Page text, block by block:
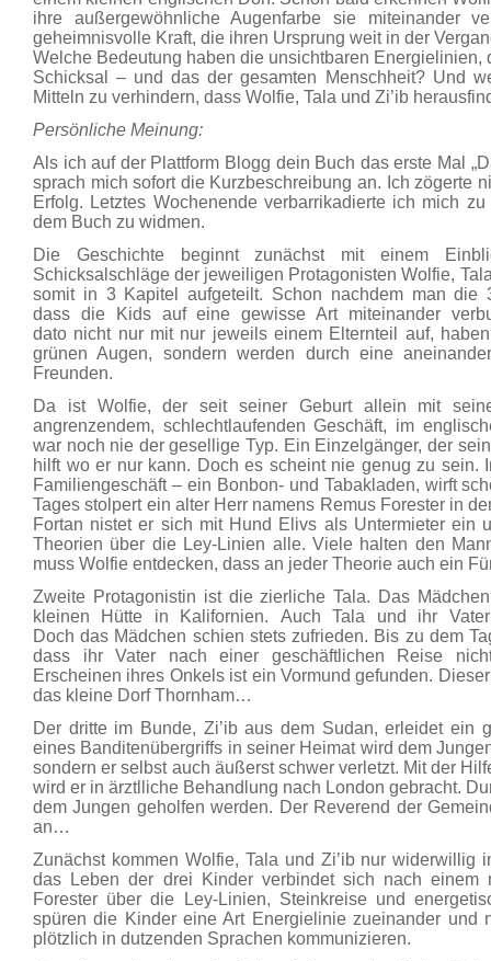
ihre außergewöhnliche Augenfarbe sie miteinander
geheimnisvolle Kraft, die ihren Ursprung weit in der
Welche Bedeutung haben die unsichtbaren Energielinien,
Schicksal – und das der gesamten Menschheit? Und
Mitteln zu verhindern, dass Wolfie, Tala und Zi’ib
Persönliche Meinung:
Als ich auf der Plattform Blogg dein Buch das erste Mal
sprach mich sofort die Kurzbeschreibung an. Ich zögerte
Erfolg. Letztes Wochenende verbarrikadierte ich mich
dem Buch zu widmen.
Die Geschichte beginnt zunächst mit einem
Schicksalschläge der jeweiligen Protagonisten Wolfie,
somit in 3 Kapitel aufgeteilt. Schon nachdem man die
dass die Kids auf eine gewisse Art miteinander
dato nicht nur mit nur jeweils einem Elternteil auf,
grünen Augen, sondern werden durch eine
Freunden.
Da ist Wolfie, der seit seiner Geburt allein mit
angrenzendem, schlechtlaufenden Geschäft, im
war noch nie der gesellige Typ. Ein Einzelgänger, der
hilft wo er nur kann. Doch es scheint nie genug zu sein.
Familiengeschäft – ein Bonbon- und Tabakladen, wirft
Tages stolpert ein alter Herr namens Remus Forester in
Fortan nistet er sich mit Hund Elivs als Untermieter ein
Theorien über die Ley-Linien alle. Viele halten den
muss Wolfie entdecken, dass an jeder Theorie auch ein
Zweite Protagonistin ist die zierliche Tala. Das
kleinen Hütte in Kalifornien. Auch Tala und ihr
Doch das Mädchen schien stets zufrieden. Bis zu dem
dass ihr Vater nach einer geschäftlichen Reise
Erscheinen ihres Onkels ist ein Vormund gefunden.
das kleine Dorf Thornham…
Der dritte im Bunde, Zi’ib aus dem Sudan, erleidet ein
eines Banditenübergriffs in seiner Heimat wird dem
sondern er selbst auch äußerst schwer verletzt. Mit der
wird er in ärztlliche Behandlung nach London gebracht.
dem Jungen geholfen werden. Der Reverend der
an…
Zunächst kommen Wolfie, Tala und Zi’ib nur widerwillig
das Leben der drei Kinder verbindet sich nach einem
Forester über die Ley-Linien, Steinkreise und
spüren die Kinder eine Art Energielinie zueinander und
plötzlich in dutzenden Sprachen kommunizieren.